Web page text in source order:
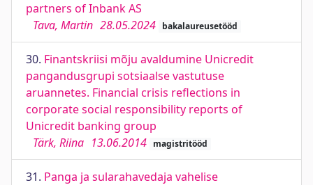
partners of Inbank AS
Tava, Martin 28.05.2024 bakalaureusetööd
30. Finantskriisi mõju avaldumine Unicredit
pangandusgrupi sotsiaalse vastutuse
aruannetes. Financial crisis reflections in
corporate social responsibility reports of
Unicredit banking group
Tärk, Riina 13.06.2014 magistritööd
31. Panga ja sularahavedaja vahelise